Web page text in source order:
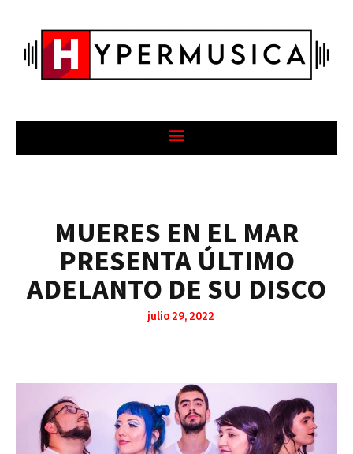
MUERES EN EL MAR
PRESENTA ÚLTIMO
ADELANTO DE SU DISCO
julio 29, 2022